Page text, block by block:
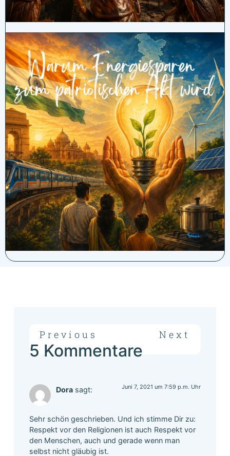
Previous Next
5 Kommentare
Dora sagt: Juni 7, 2021 um 7:59 p.m. Uhr
Sehr schön geschrieben. Und ich stimme Dir zu:
Respekt vor den Religionen ist auch Respekt vor
den Menschen, auch und gerade wenn man
selbst nicht gläubig ist.